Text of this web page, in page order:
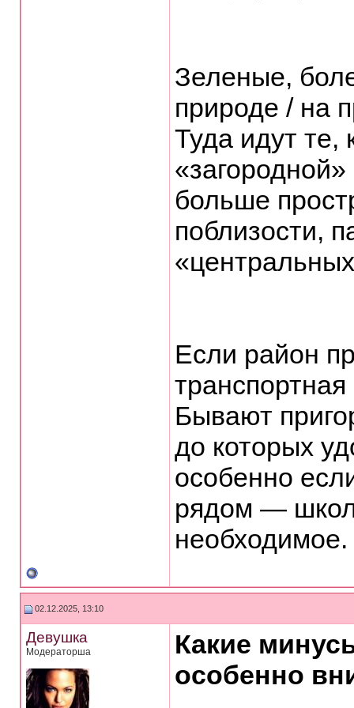
Зеленые,
природе / на
Туда идут те,
больше
поблизости,
Если район
Бывают
до которых
особенно
рядом —
необходимое.
02.12.2025, 13:10
Девушка
Модераторша
Какие
особенно